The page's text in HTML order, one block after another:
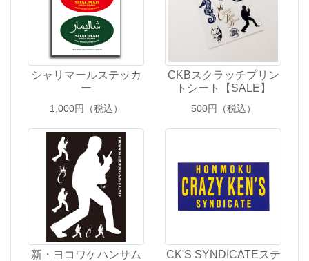
シャリマールステッカ
ー
1,000円（税込）
CKBスクラッチプリン
トシート【SALE】
500円（税込）
新・ヨコワケハンサム
CK'S SYNDICATEステ